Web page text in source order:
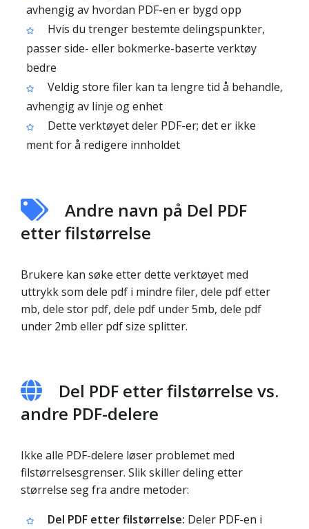
avhengig av hvordan PDF-en er bygd opp
Hvis du trenger bestemte delingspunkter,
passer side- eller bokmerke-baserte verktøy
bedre
Veldig store filer kan ta lengre tid å behandle,
avhengig av linje og enhet
Dette verktøyet deler PDF-er; det er ikke
ment for å redigere innholdet
Andre navn på Del PDF
etter filstørrelse
Brukere kan søke etter dette verktøyet med
uttrykk som dele pdf i mindre filer, dele pdf etter
mb, dele stor pdf, dele pdf under 5mb, dele pdf
under 2mb eller pdf size splitter.
Del PDF etter filstørrelse vs.
andre PDF-delere
Ikke alle PDF-delere løser problemet med
filstørrelsesgrenser. Slik skiller deling etter
størrelse seg fra andre metoder:
Del PDF etter filstørrelse: Deler PDF-en i